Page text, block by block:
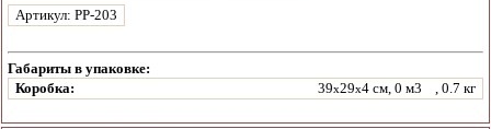
Артикул: РР-203
Габариты в упаковке:
Коробка:
39x29x4 см, 0 м3 , 0.7 кг